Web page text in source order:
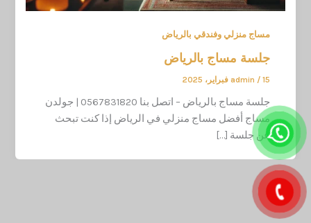
مساج منزلي وفندقي بالرياض
جلسة مساج بالرياض
admin / 15 فبراير، 2025
جلسة مساج بالرياض – اتصل بنا 0567831820 | جولدن
مساج أفضل مساج منزلي في الرياض إذا كنت تبحث
عن جلسة […]